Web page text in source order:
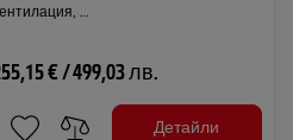
…
€ / 499,03 лв.
Детайли